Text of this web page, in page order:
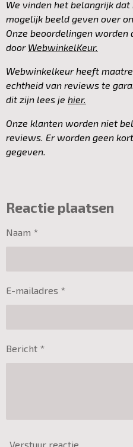
We vinden het belangrijk
mogelijk beeld geven over
Onze beoordelingen
door WebwinkelKeur.
Webwinkelkeur heeft
echtheid van reviews te
dit zijn lees je hier.
Onze klanten worden niet
reviews. Er worden geen
gegeven.
Reactie plaatsen
Naam *
E-mailadres *
Bericht *
Verstuur reactie